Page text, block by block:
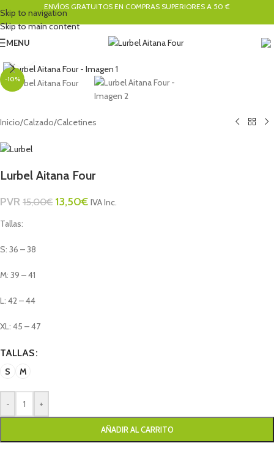
Skip to navigation
Skip to main content
ENVÍOS GRATUITOS EN COMPRAS SUPERIORES A 50 €
MENU
-10%
Inicio/Calzado/Calcetines
Lurbel Aitana Four
PVR 15,00€ 13,50€ IVA Inc.
Tallas:
S: 36 – 38
M: 39 – 41
L: 42 – 44
XL: 45 – 47
TALLAS
S M
- +
AÑADIR AL CARRITO